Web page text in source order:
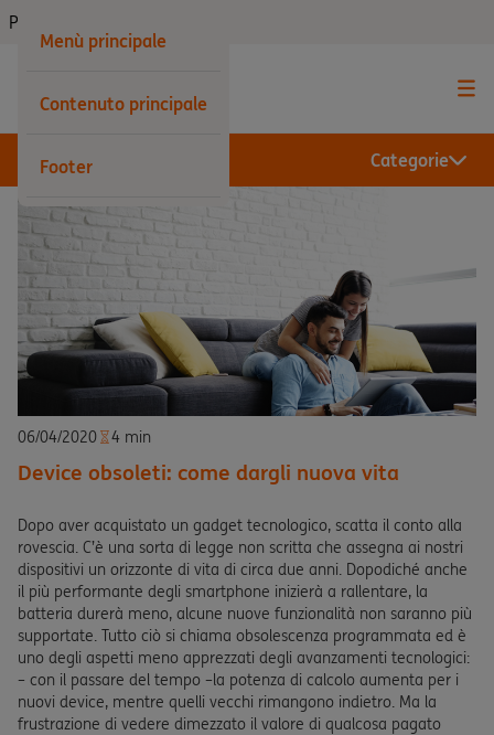
Menù principale
Contenuto principale
Footer
Privati
Categorie
06/04/2020 4 min
Device obsoleti: come dargli nuova vita
Dopo aver acquistato un gadget tecnologico, scatta il conto alla
rovescia. C’è una sorta di legge non scritta che assegna ai nostri
dispositivi un orizzonte di vita di circa due anni. Dopodiché anche
il più performante degli smartphone inizierà a rallentare, la
batteria durerà meno, alcune nuove funzionalità non saranno più
supportate. Tutto ciò si chiama obsolescenza programmata ed è
uno degli aspetti meno apprezzati degli avanzamenti tecnologici:
– con il passare del tempo –la potenza di calcolo aumenta per i
nuovi device, mentre quelli vecchi rimangono indietro. Ma la
frustrazione di vedere dimezzato il valore di qualcosa pagato